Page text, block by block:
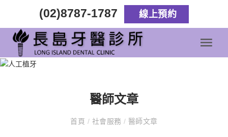
(02)8787-1787 線上預約
醫師文章
首頁 / 社會服務 / 醫師文章